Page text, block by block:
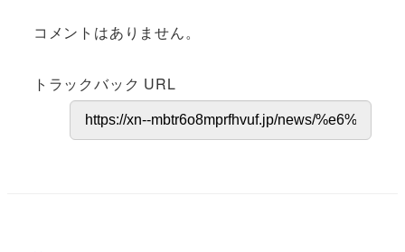
コメントはありません。
トラックバック URL